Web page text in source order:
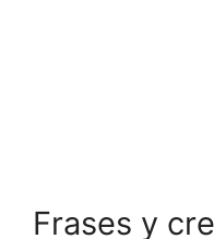
Frases y